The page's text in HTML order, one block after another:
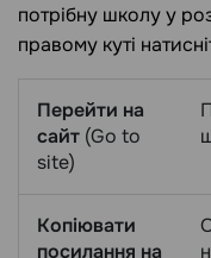
потрібну школу у
правому куті
Перейти на
сайт (Go to
site)
Копіювати
посилання на